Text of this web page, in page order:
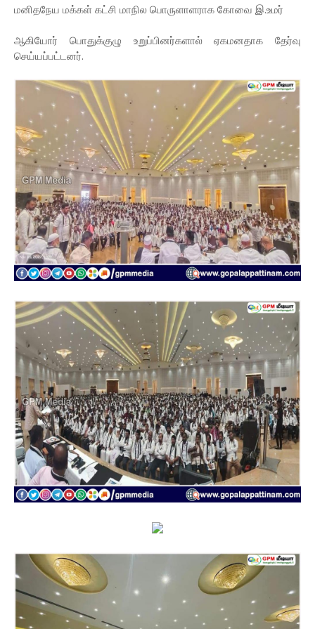
மனிதநேய மக்கள் கட்சி மாநில பொருளாளராக கோவை இ.உமர்
ஆகியோர் பொதுக்குழு உறுப்பினர்களால் ஏகமனதாக தேர்வு
செய்யப்பட்டனர்.